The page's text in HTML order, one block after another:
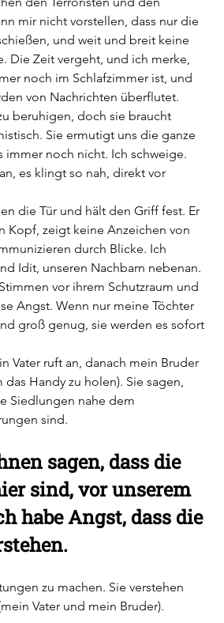
mir nicht vorstellen, dass nur die
und weit und breit keine
Die Zeit vergeht, und ich merke,
noch im Schlafzimmer ist, und
von Nachrichten überflutet.
beruhigen, doch sie braucht
Sie ermutigt uns die ganze
immer noch nicht. Ich schweige.
es klingt so nah, direkt vor
die Tür und hält den Griff fest. Er
Kopf, zeigt keine Anzeichen von
durch Blicke. Ich
Idit, unseren Nachbarn nebenan.
vor ihrem Schutzraum und
Angst. Wenn nur meine Töchter
groß genug, sie werden es sofort
Vater ruft an, danach mein Bruder
das Handy zu holen). Sie sagen,
Siedlungen nahe dem
sind.
sagen, dass die
sind, vor unserem
habe Angst, dass die
zu machen. Sie verstehen
Vater und mein Bruder).